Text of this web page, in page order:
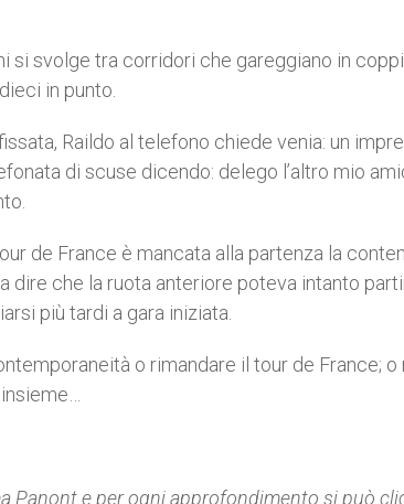
svolge tra corridori che gareggiano in
in punto.
Raildo al telefono chiede venia: un
di scuse dicendo: delego l’altro mio
de France è mancata alla partenza la
dire che la ruota anteriore poteva intanto
più tardi a gara iniziata.
o rimandare il tour de France;
Panont e per ogni approfondimento si può